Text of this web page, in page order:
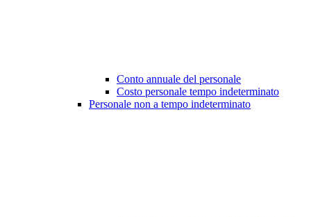
Conto annuale del personale
Costo personale tempo indeterminato
Personale non a tempo indeterminato